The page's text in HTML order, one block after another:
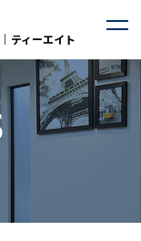
ティーエイト